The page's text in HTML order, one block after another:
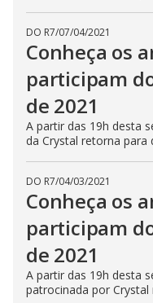
DO R7/07/04/2021
Conheça os
participam
de 2021
A partir das 19h desta
da Crystal retorna para
DO R7/04/03/2021
Conheça os
participam
de 2021
A partir das 19h desta
patrocinada por